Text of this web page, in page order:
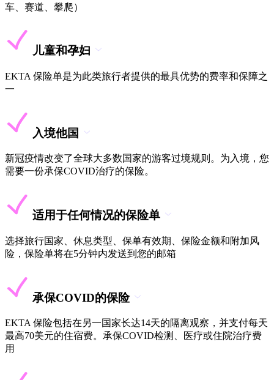
车、赛道、攀爬）
儿童和孕妇
EKTA 保险单是为此类旅行者提供的最具优势的费率和保障之
一
入境他国
新冠疫情改变了全球大多数国家的游客过境规则。为入境，您
需要一份承保COVID治疗的保险。
适用于任何情况的保险单
选择旅行国家、休息类型、保单有效期、保险金额和附加风
险，保险单将在5分钟内发送到您的邮箱
承保COVID的保险
EKTA 保险包括在另一国家长达14天的隔离观察，并支付每天
最高70美元的住宿费。承保COVID检测、医疗或住院治疗费
用